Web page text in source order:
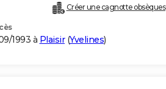
Créer une cagnotte obsèques
1993 à Plaisir(Yvelines)